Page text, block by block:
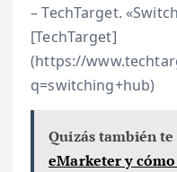
– TechTarget.
[TechTarget]
(https://
q=switching+hub)
Quizás también
eMarketer y